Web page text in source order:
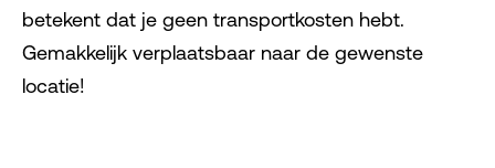
betekent dat je geen transportkosten hebt.
Gemakkelijk verplaatsbaar naar de gewenste
locatie!